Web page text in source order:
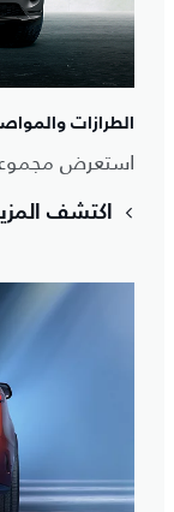
الطرازات
استعرض مجموعة
اكتشف